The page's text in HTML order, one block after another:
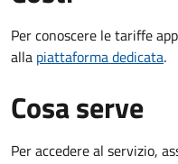
Per conoscere le tariffe
alla piattaforma dedicata.
Cosa serve
Per accedere al servizio,